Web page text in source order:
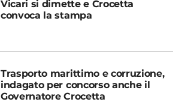
Vicari si dimette e Crocetta
convoca la stampa
Trasporto marittimo e corruzione,
indagato per concorso anche il
Governatore Crocetta